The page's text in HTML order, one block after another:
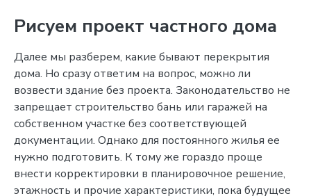
Рисуем проект частного дома
Далее мы разберем, какие бывают перекрытия
дома. Но сразу ответим на вопрос, можно ли
возвести здание без проекта. Законодательство не
запрещает строительство бань или гаражей на
собственном участке без соответствующей
документации. Однако для постоянного жилья ее
нужно подготовить. К тому же гораздо проще
внести корректировки в планировочное решение,
этажность и прочие характеристики, пока будущее